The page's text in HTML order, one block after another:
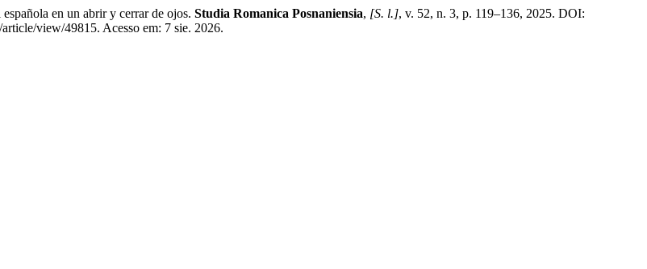
en un abrir y cerrar de ojos. Studia Romanica Posnaniensia, [S. l.], v. 52, n. 3, p. 119–136, 2025. DOI:
view/49815. Acesso em: 7 sie. 2026.